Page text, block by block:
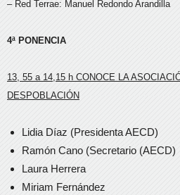
– Red Terrae: Manuel Redondo Arandilla
4ª PONENCIA
13, 55 a 14,15 h CONOCE LA
DESPOBLACIÓN
Lidia Díaz (Presidenta AECD)
Ramón Cano (Secretario (AECD)
Laura Herrera
Miriam Fernández